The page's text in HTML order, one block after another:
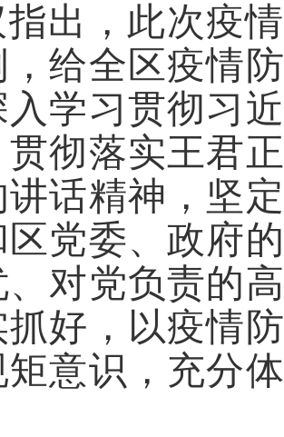
出，此次疫
给全区疫情
入学习贯彻习
彻落实王君
讲话精神，坚
党委、政府
、对党负责的
抓好，以疫情
意识，充分